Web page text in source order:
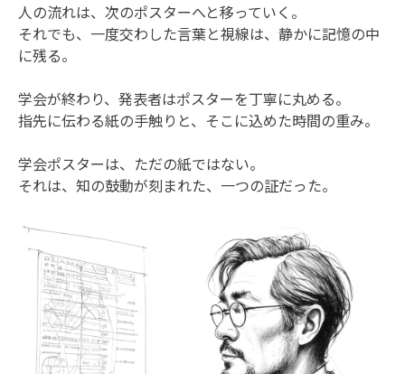
人の流れは、次のポスターへと移っていく。
それでも、一度交わした言葉と視線は、静かに記憶の中
に残る。
学会が終わり、発表者はポスターを丁寧に丸める。
指先に伝わる紙の手触りと、そこに込めた時間の重み。
学会ポスターは、ただの紙ではない。
それは、知の鼓動が刻まれた、一つの証だった。